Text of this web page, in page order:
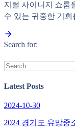
지털 사이니지 쇼룸
수 있는 귀중한 기
Search for:
Latest Posts
2024-10-30
2024 경기도 유망중